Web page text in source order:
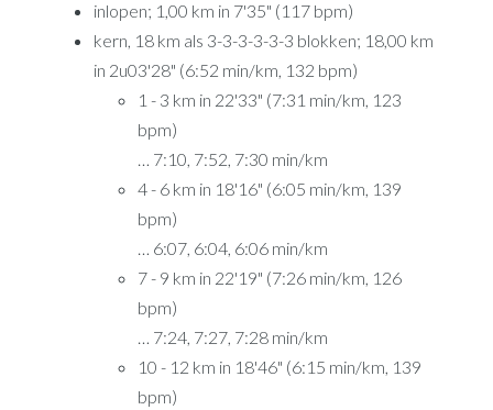
inlopen; 1,00 km in 7'35" (117 bpm)
kern, 18 km als 3-3-3-3-3-3 blokken; 18,00 km
in 2u03'28" (6:52 min/km, 132 bpm)
1 - 3 km in 22'33" (7:31 min/km, 123
bpm)
… 7:10, 7:52, 7:30 min/km
4 - 6 km in 18'16" (6:05 min/km, 139
bpm)
… 6:07, 6:04, 6:06 min/km
7 - 9 km in 22'19" (7:26 min/km, 126
bpm)
… 7:24, 7:27, 7:28 min/km
10 - 12 km in 18'46" (6:15 min/km, 139
bpm)